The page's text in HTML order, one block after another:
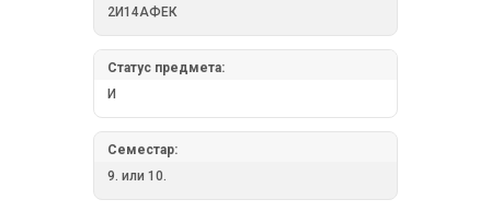
2И14АФЕК
Статус предмета:
И
Семестар:
9. или 10.